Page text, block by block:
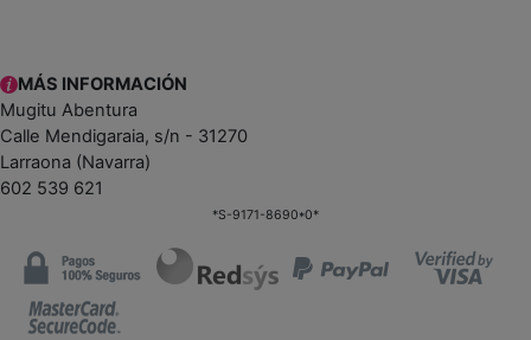
MÁS INFORMACIÓN
Mugitu Abentura
Calle Mendigaraia, s/n - 31270
Larraona (Navarra)
602 539 621
*S-9171-8690*0*